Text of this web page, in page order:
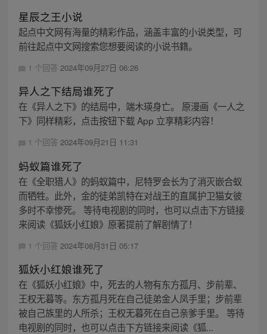
星辰之王小说
起点中文网有海量的精彩作品，涵盖丰富的小说类型，可
前往起点中文网搜索您想要阅读的小说书籍。
1 个回答 2024年09月27日 06:26
异人之下结局谁死了
在《异人之下》的结局中，端木瑛身亡。 原漫画《一人之
下》同样精彩，点击按钮下载 App 立享精彩内容！
1 个回答 2024年09月21日 11:31
蚂蚁篇谁死了
在《全职猎人》的蚂蚁篇中，尼特罗会长为了消灭嵌合蚁
而牺牲。此外，金的徒弟凯特在对战王的直属护卫猫女彼
多时不幸惨死。 等待电视剧的同时，也可以点击下方链接
来阅读《狐妖小红娘》原著提前了解剧情了！
1 个回答 2024年08月31日 05:17
狐妖小红娘谁死了
在《狐妖小红娘》中，死去的人物有东方孤月、步前辈、
王权无暮等。东方孤月死在自己徒弟金人凤手里；步前辈
被自己族里的人所杀；王权无暮死在自己亲爹手里。 等待
电视剧的同时，也可以点击下方链接来阅读《狐...